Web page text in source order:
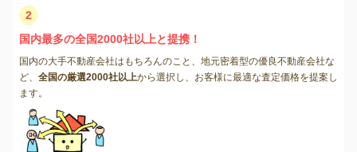
2
国内最多の全国2000社以上と提携！
国内の大手不動産会社はもちろんのこと、地元密着型の優良不動産会社な
ど、 全国の厳選2000社以上から選択し、お客様に最適な査定価格を提案し
ます。